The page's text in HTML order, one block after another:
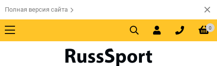
Полная версия сайта
0